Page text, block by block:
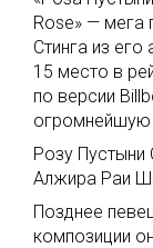
Rose» — мега
Стинга из
15 место в
по версии
огромнейшую
Розу Пустыни
Алжира Раи
Позднее
композиции